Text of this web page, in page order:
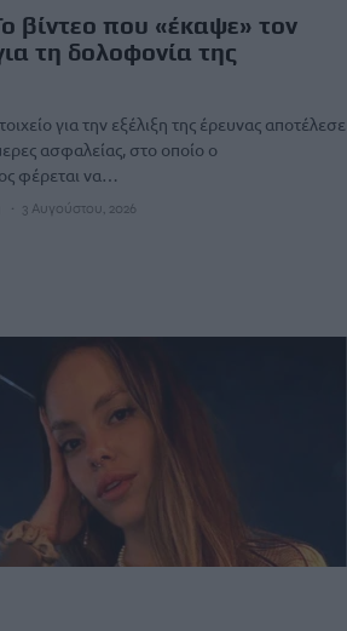
βίντεο που «έκαψε» τον
τη δολοφονία της
για την εξέλιξη της έρευνας αποτέλεσε
ασφαλείας, στο οποίο ο
φέρεται να…
3 Αυγούστου, 2026